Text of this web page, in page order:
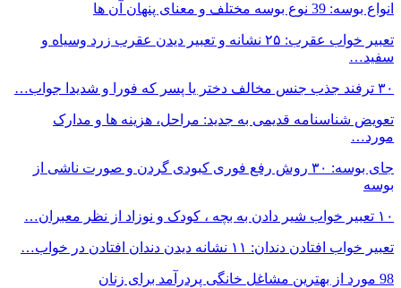
انواع بوسه: 39 نوع بوسه مختلف و معنای پنهان آن ها
تعبیر خواب عقرب: ۲۵ نشانه و تعبیر دیدن عقرب زرد وسیاه و
سفید…
۳۰ ترفند جذب جنس مخالف دختر یا پسر که فورا و شدیدا جواب…
تعویض شناسنامه قدیمی به جدید: مراحل، هزینه ها و مدارک
مورد…
جای بوسه: ۳۰ روش رفع فوری کبودی گردن و صورت ناشی از
بوسه
۱۰ تعبیر خواب شیر دادن به بچه ، کودک و نوزاد از نظر معبران…
تعبیر خواب افتادن دندان: ۱۱ نشانه دیدن دندان افتادن در خواب…
98 مورد از بهترین مشاغل خانگی پردرآمد برای زنان